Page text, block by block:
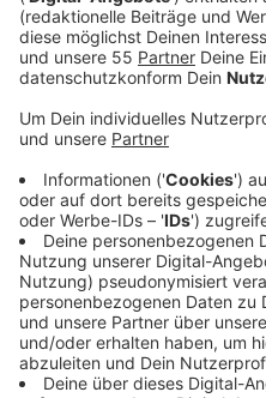
zeigen, dass sie auch
Acts der Popmusik
Das sagt die Band
Anzeige
Bei "Artificial Paradise"
Studioalbum der
16 Millionen Platten
Platin-Single "I Ain‘t